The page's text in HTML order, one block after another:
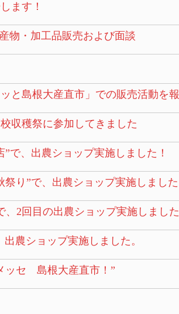
ます！
物・加工品販売および面談
と島根大産直市」での販売活動を
収穫祭に参加してきました
で、出農ショップ実施しました！
り”で、出農ショップ実施しました
2回目の出農ショップ実施しました
農ショップ実施しました。
ッセ 島根大産直市！”